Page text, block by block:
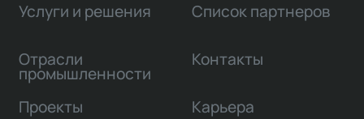
Услуги и решения
Отрасли
промышленности
Проекты
Список партнеров
Контакты
Карьера